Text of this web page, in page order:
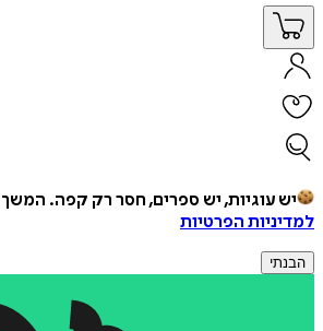
יש עוגיות, יש ספרים, חסר רק קפה. המשך
למדיניות הפרטיות
הבנתי